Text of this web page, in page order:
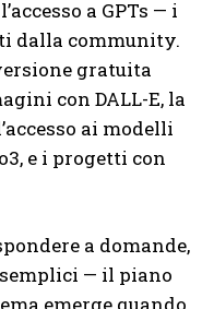
a GPTs — i
dalla community.
gratuita
con DALL-E, la
ai modelli
e i progetti con
a domande,
— il piano
emerge quando